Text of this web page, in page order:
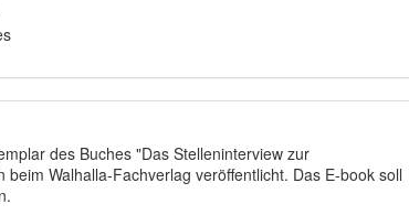
des Buches "Das Stelleninterview zur
Walhalla-Fachverlag veröffentlicht. Das E-book soll